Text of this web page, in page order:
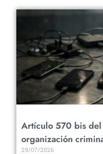
Artículo 570 bis
organización
29/07/2026